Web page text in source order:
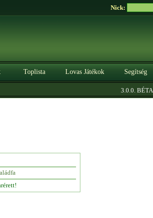
Nick:
Toplista Lovas Játékok Segítség
3.0.0. BÉTA|